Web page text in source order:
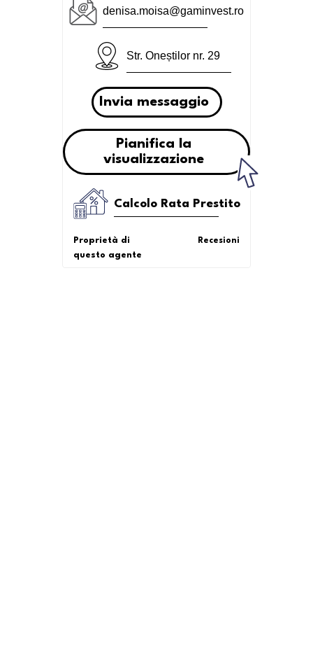
denisa.moisa@gaminvest.ro
Str. Oneștilor nr. 29
Invia messaggio
Pianifica la
visualizzazione
Calcolo Rata Prestito
Proprietà di
questo agente
Recesioni